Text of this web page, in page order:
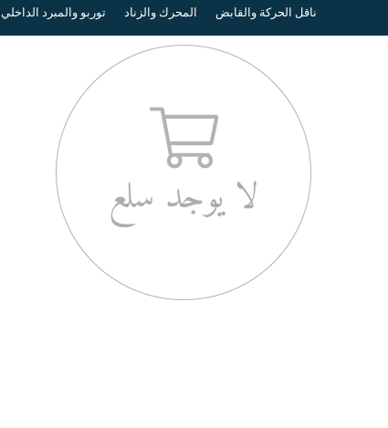
توربو والمبرد الداخلي المحرك والزناد ناقل الحركة والقابض